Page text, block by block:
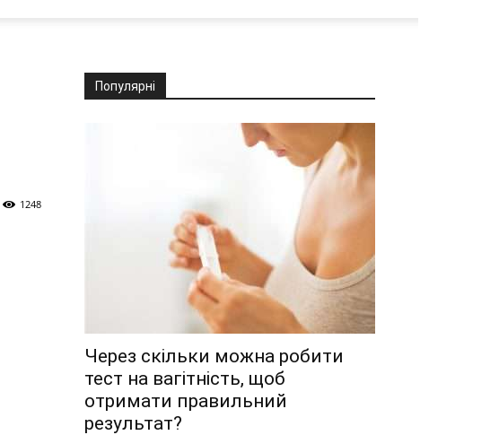
1248
Популярні
Через скільки можна робити
тест на вагітність, щоб
отримати правильний
результат?